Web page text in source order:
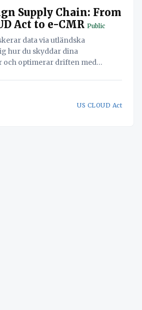
Supply Chain: From
Act to e-CMR Public
data via utländska
hur du skyddar dina
och optimerar driften med
US CLOUD Act